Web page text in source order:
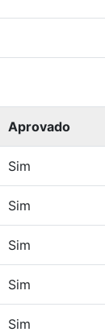
Aprovado
Sim
Sim
Sim
Sim
Sim